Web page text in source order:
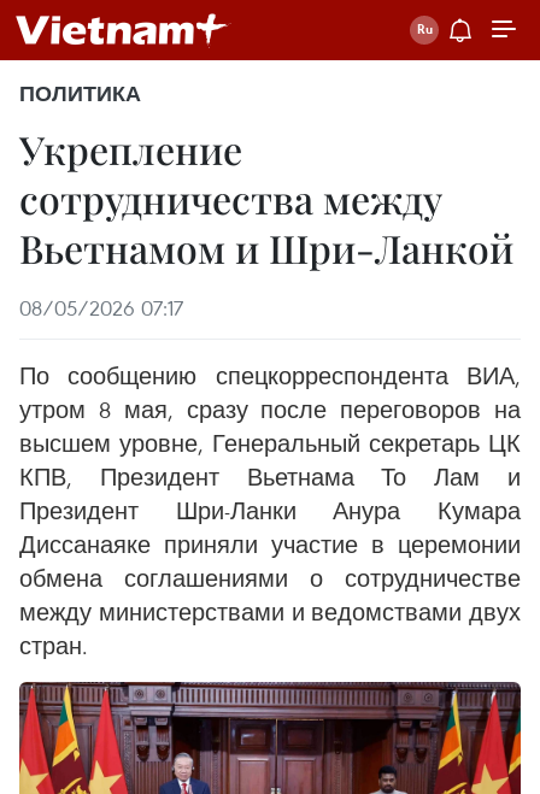
ПОЛИТИКА
Укрепление
сотрудничества между
Вьетнамом и Шри-Ланкой
08/05/2026 07:17
По сообщению спецкорреспондента ВИА,
утром 8 мая, сразу после переговоров на
высшем уровне, Генеральный секретарь ЦК
КПВ, Президент Вьетнама То Лам и
Президент Шри-Ланки Анура Кумара
Диссанаяке приняли участие в церемонии
обмена соглашениями о сотрудничестве
между министерствами и ведомствами двух
стран.